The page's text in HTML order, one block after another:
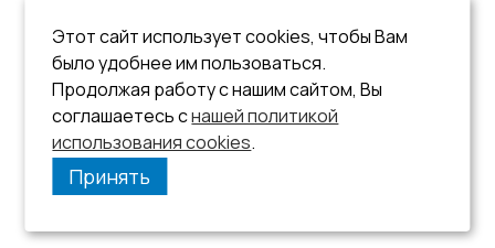
станции
Этот сайт использует cookies, чтобы Вам
было удобнее им пользоваться.
Продолжая работу с нашим сайтом, Вы
соглашаетесь снашей политикой
использования cookies.
Принять